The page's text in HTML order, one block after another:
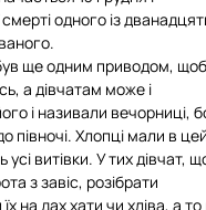
України
пам'ятки
діяльність
комплекс, лісове і
ветеринарна
України
НТЗ
України
України (English)
науково-
та організації
послуг
ініціатива
та працівники
України
професори НУБіП України
кур'єр
університету
з питань запобігання
України
правові акти
одного із
ще одним приводом, щоб
а дівчатам може і
і називали вечорниці,
півночі. Хлопці мали в
витівки. У тих дівчат,
з завіс, розібрати
на дах хати чи хліва, а то